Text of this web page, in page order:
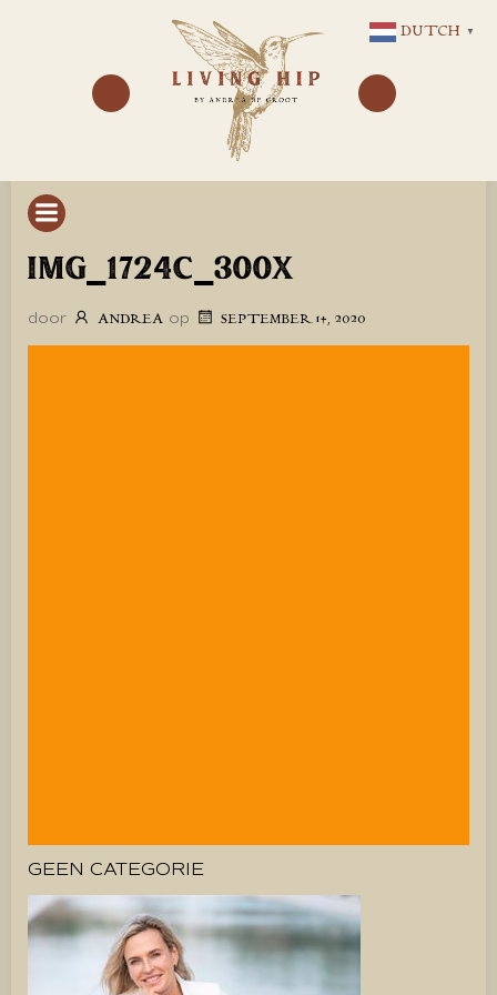
NAAR
DE
INHOUD
IMG_1724C_300X
door ANDREA op SEPTEMBER 14, 2020
GEEN CATEGORIE
DUTCH ▼